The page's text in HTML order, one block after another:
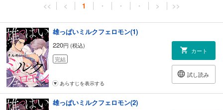
<< < 1 ・ ・ ・ > >>
雄っぱいミルクフェロモン(1)
220円 (税込)
完結
カート
試し読み
あらすじを表示する
雄っぱいミルクフェロモン(2)